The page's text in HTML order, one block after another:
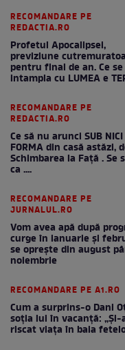
RECOMANDARE PE
REDACTIA.RO
Profetul Apocalipsei,
previziune
pentru final de an. Ce
intampla cu LUMEA e
RECOMANDARE PE
REDACTIA.RO
Ce să nu arunci SUB NICI
FORMA din casă astăzi,
Schimbarea la Față . Se
ca ....
RECOMANDARE PE
JURNALUL.RO
Vom avea apă după
curge în ianuarie și
se oprește din august
noiembrie
RECOMANDARE PE A1.RO
Cum a surprins-o Dani
soția lui în vacanță: „Și-
riscat viața în baia